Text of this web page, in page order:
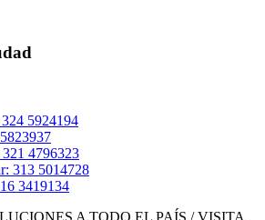
5924194
4796323
313 5014728
3419134